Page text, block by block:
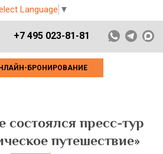
Language ▼
+7 495 023-81-81
БРОНИРОВАНИЕ
пресс-тур
путешествие»